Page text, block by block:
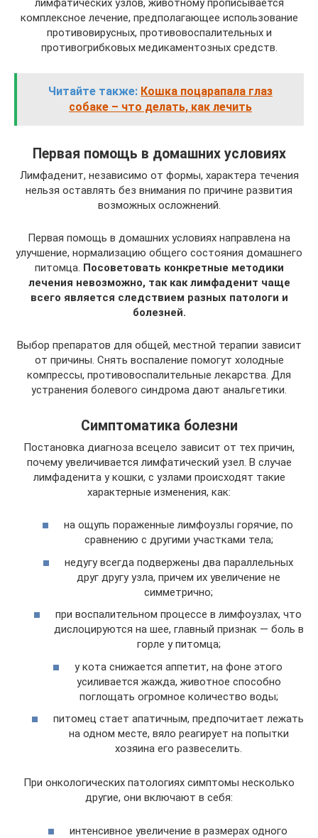
лимфатических узлов, животному прописывается
комплексное лечение, предполагающее использование
противовирусных, противовоспалительных и
противогрибковых медикаментозных средств.
Читайте также: Кошка поцарапала глаз
собаке – что делать, как лечить
Первая помощь в домашних условиях
Лимфаденит, независимо от формы, характера течения
нельзя оставлять без внимания по причине развития
возможных осложнений.
Первая помощь в домашних условиях направлена на
улучшение, нормализацию общего состояния домашнего
питомца. Посоветовать конкретные методики
лечения невозможно, так как лимфаденит чаще
всего является следствием разных патологи и
болезней.
Выбор препаратов для общей, местной терапии зависит
от причины. Снять воспаление помогут холодные
компрессы, противовоспалительные лекарства. Для
устранения болевого синдрома дают анальгетики.
Симптоматика болезни
Постановка диагноза всецело зависит от тех причин,
почему увеличивается лимфатический узел. В случае
лимфаденита у кошки, с узлами происходят такие
характерные изменения, как:
на ощупь пораженные лимфоузлы горячие, по
сравнению с другими участками тела;
недугу всегда подвержены два параллельных
друг другу узла, причем их увеличение не
симметрично;
при воспалительном процессе в лимфоузлах, что
дислоцируются на шее, главный признак — боль в
горле у питомца;
у кота снижается аппетит, на фоне этого
усиливается жажда, животное способно
поглощать огромное количество воды;
питомец стает апатичным, предпочитает лежать
на одном месте, вяло реагирует на попытки
хозяина его развеселить.
При онкологических патологиях симптомы несколько
другие, они включают в себя:
интенсивное увеличение в размерах одного